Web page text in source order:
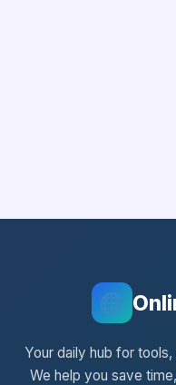
Your daily hub for
We help you save